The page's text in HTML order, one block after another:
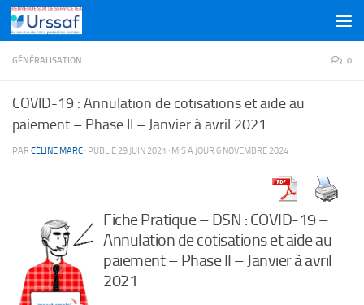
Skip to content
GÉNÉRALISATION 0
COVID-19 : Annulation de cotisations et aide au
paiement – Phase II – Janvier à avril 2021
PAR CÉLINE MARC · PUBLIÉ 29 JUIN 2021 · MIS À JOUR 6 NOVEMBRE 2024
Fiche Pratique – DSN : COVID-19 –
Annulation de cotisations et aide au
paiement – Phase II – Janvier à avril
2021